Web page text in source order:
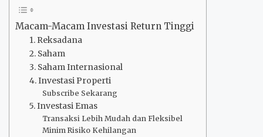
Macam-Macam Investasi Return Tinggi
1. Reksadana
2. Saham
3. Saham Internasional
4. Investasi Properti
Subscribe Sekarang
5. Investasi Emas
Transaksi Lebih Mudah dan Fleksibel
Minim Risiko Kehilangan